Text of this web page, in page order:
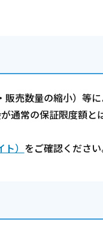
売数量の縮小）等
通常の保証限度額と
） をご確認ください